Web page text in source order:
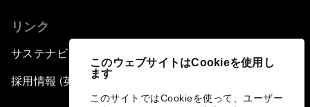
このウェブサイトはCookieを使用し
ます
このサイトではCookieを使って、ユーザー
リンク
サステナビリティへの取り組み
採用情報 (英語のみ)